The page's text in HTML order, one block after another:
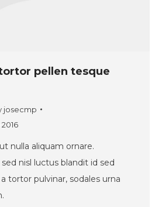
pellen tesque
josecmp
nulla aliquam ornare.
nisl luctus blandit id sed
tortor pulvinar, sodales urna